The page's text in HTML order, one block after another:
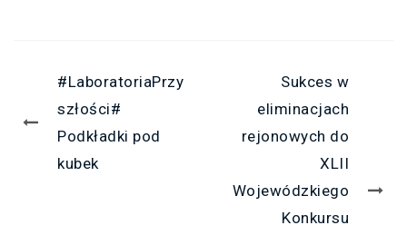
#LaboratoriaPrzy
szłości#
Podkładki pod
kubek
Sukces w
eliminacjach
rejonowych do
XLII
Wojewódzkiego
Konkursu